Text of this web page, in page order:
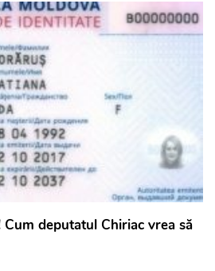
Cum deputatul Chiriac vrea să